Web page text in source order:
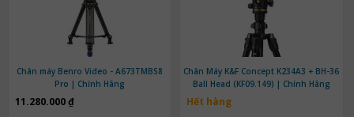
Chân máy Benro Video - A673TMBS8
Pro | Chính Hãng
11.280.000 ₫
Chân Máy K&F Concept K234A3 + BH-36
Ball Head (KF09.149) | Chính Hãng
Hết hàng